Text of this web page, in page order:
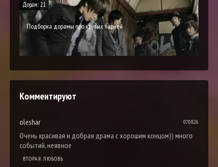
Дорам: 21
Подборка дорамы про крутых парней
Комментируют
oleshar 07.08.26
Очень красивая и добрая драма с хорошим концом)) много
событий, неявное
ВТОРАЯ ЛЮБОВЬ